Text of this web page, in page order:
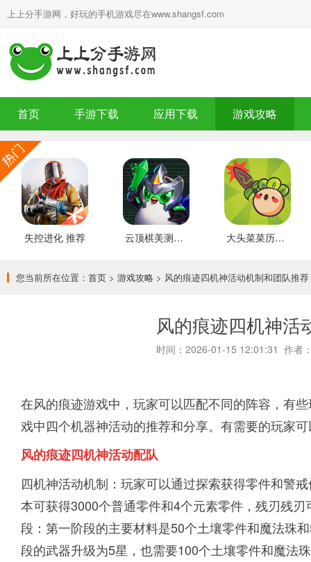
上上分手游网，好玩的手机游戏尽在www.shangsf.com
首页 手游下载 应用下载 游戏攻略
失控进化 推荐 云顶棋美测服 最新版 大头菜菜历险记 好玩的
您当前所在位置： 首页 > 游戏攻略 > 风的痕迹四机神活动机制和团队推荐
风的痕迹四机神活
时间：2026-01-15 12:01:31 作者
在风的痕迹游戏中，玩家可以匹配不同的阵容，有
戏中四个机器神活动的推荐和分享。有需要的玩家
风的痕迹四机神活动配队
四机神活动机制：玩家可以通过探索获得零件和警
本可获得3000个普通零件和4个元素零件，残刃残
段：第一阶段的主要材料是50个土壤零件和魔法珠
段的武器升级为5星，也需要100个土壤零件和魔法